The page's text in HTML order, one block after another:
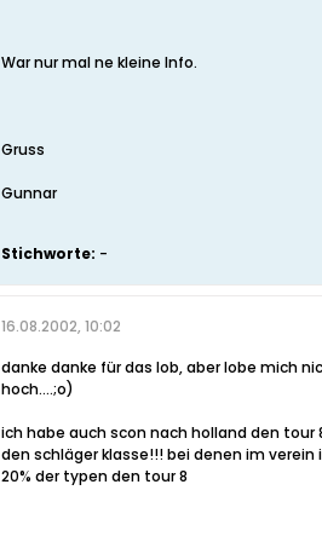
War nur mal ne kleine Info.
Gruss
Gunnar
Stichworte: -
16.08.2002, 10:02
danke danke für das lob, aber lobe mich
hoch....;o)
ich habe auch scon nach holland den
den schläger klasse!!! bei denen im
20% der typen den tour 8